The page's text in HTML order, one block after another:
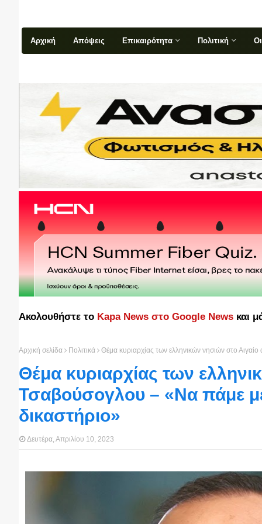
Αρχική Απόψεις Επικαιρότητα Πολιτική
Ακολουθήστε το Kapa News στο Google News και
Αρχική σελίδα Πολιτικά Θέμα κυριαρχίας των ελληνικών νησιών στο
Θέμα κυριαρχίας των
Τσαβούσογλου – «Να πάμε
δικαστήριο»
Δευτέρα, Απριλίου 10, 2023